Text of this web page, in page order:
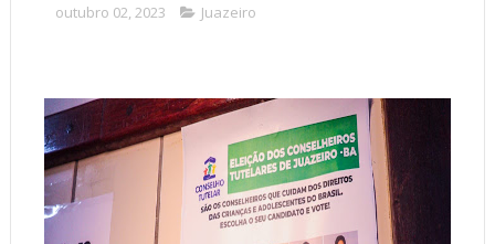
outubro 02, 2023 Juazeiro